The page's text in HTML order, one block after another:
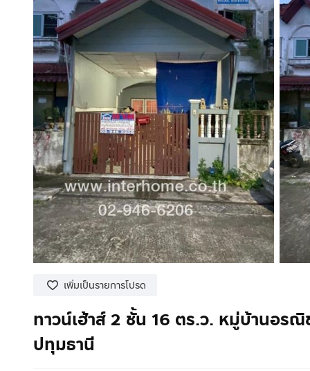
เพิ่มเป็นรายการโปรด
ทาวน์เฮ้าส์ 2 ชั้น 16 ตร.ว. หมู่บ้านอร
ปทุมธานี